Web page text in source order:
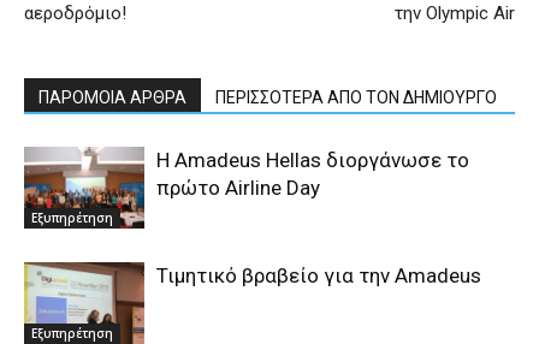
αεροδρόμιο!
την Olympic Air
ΠΑΡΟΜΟΙΑ ΑΡΘΡΑ ΠΕΡΙΣΣΟΤΕΡΑ ΑΠΟ ΤΟΝ ΔΗΜΙΟΥΡΓΟ
Εξυπηρέτηση
H Amadeus Hellas διοργάνωσε το
πρώτο Airline Day
Εξυπηρέτηση
Τιμητικό βραβείο για την Amadeus